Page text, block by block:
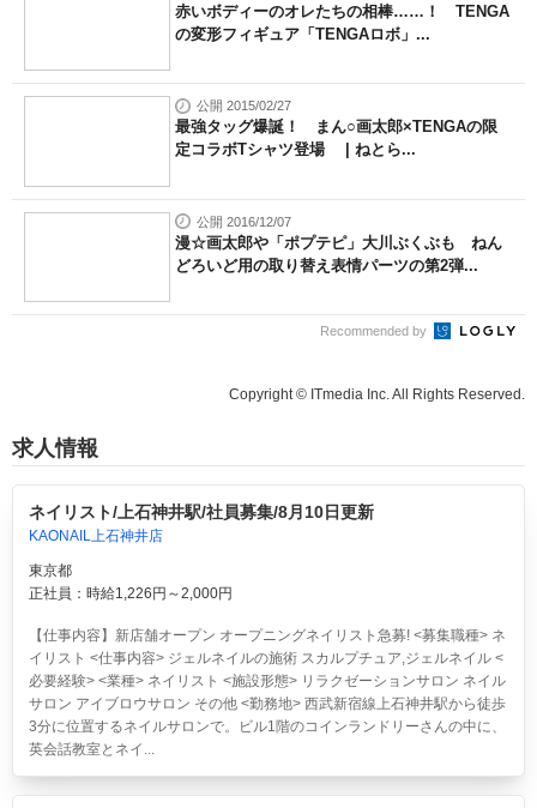
赤いボディーのオレたちの相棒……！ TENGA
の変形フィギュア「TENGAロボ」...
公開 2015/02/27
最強タッグ爆誕！ まん○画太郎×TENGAの限
定コラボTシャツ登場 | ねとら...
公開 2016/12/07
漫☆画太郎や「ポプテピ」大川ぶくぶも ねん
どろいど用の取り替え表情パーツの第2弾...
Recommended by
Copyright © ITmedia Inc. All Rights Reserved.
求人情報
ネイリスト/上石神井駅/社員募集/8月10日更新
KAONAIL上石神井店
東京都
正社員：時給1,226円～2,000円
【仕事内容】新店舗オープン オープニングネイリスト急募! <募集職種> ネ
イリスト <仕事内容> ジェルネイルの施術 スカルプチュア,ジェルネイル <
必要経験> <業種> ネイリスト <施設形態> リラクゼーションサロン ネイル
サロン アイブロウサロン その他 <勤務地> 西武新宿線上石神井駅から徒歩
3分に位置するネイルサロンで。ビル1階のコインランドリーさんの中に、
英会話教室とネイ...